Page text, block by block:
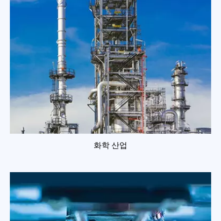
화학 산업